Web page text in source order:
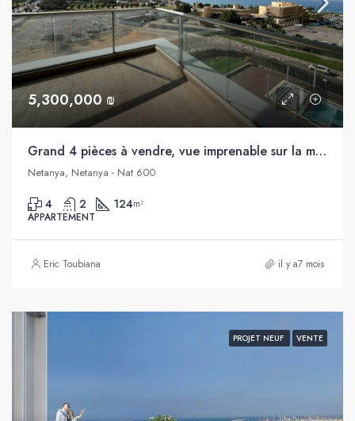
5,300,000 ₪
Grand 4 pièces à vendre, vue imprenable sur la mer, Netanya
Netanya, Netanya - Nat 600
4 2 124m²
APPARTEMENT
Eric Toubiana il y a7 mois
PROJET NEUF VENTE